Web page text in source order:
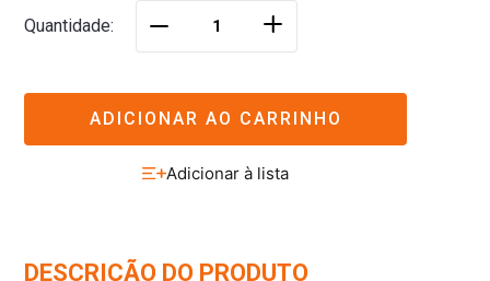
Quantidade ＋
ADICIONAR AO CARRINHO
DESCRIÇÃO DO PRODUTO